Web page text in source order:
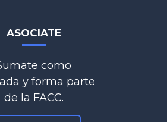
ASOCIATE
como
y forma parte
de la FACC.